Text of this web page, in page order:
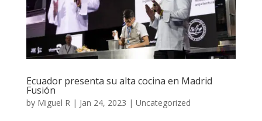
Ecuador presenta su alta cocina en Madrid
Fusión
by Miguel R | Jan 24, 2023 | Uncategorized